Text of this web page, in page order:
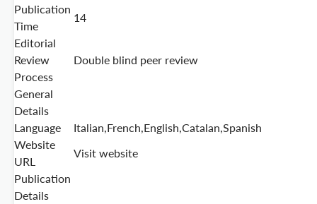
Publication
Time
14
Editorial
Review
Process
Double blind peer review
General
Details
Language
Italian,French,English,Catalan,Spanish
Website
URL
Visit website
Publication
Details